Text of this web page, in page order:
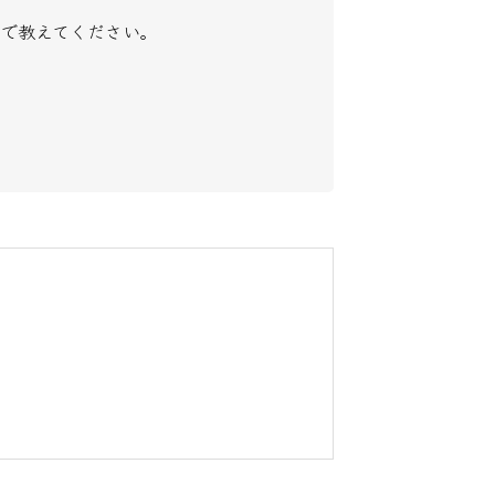
教えてください。